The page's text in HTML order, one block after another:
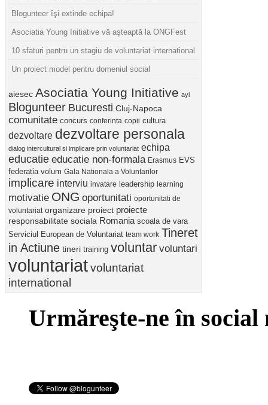
Blogunteer îşi extinde echipa!
Asociatia Young Initiative vă aşteaptă la ONGFest
10 sfaturi pentru un stagiu de voluntariat international
Un proiect model pentru domeniul social
aiesec Asociatia Young Initiative ayi
Blogunteer Bucuresti Cluj-Napoca
comunitate concurs conferinta copii cultura
dezvoltare dezvoltare personala
dialog intercultural si implicare prin voluntariat echipa
educatie educatie non-formala Erasmus EVS
federatia volum Gala Nationala a Voluntarilor
implicare interviu invatare leadership learning
motivatie ONG oportunitati oportunitati de
voluntariat organizare proiect proiecte
responsabilitate sociala Romania scoala de vara
Serviciul European de Voluntariat team work Tineret
in Actiune tineri training voluntar voluntari
voluntariatvoluntariat
international
Urmăreşte-ne în social